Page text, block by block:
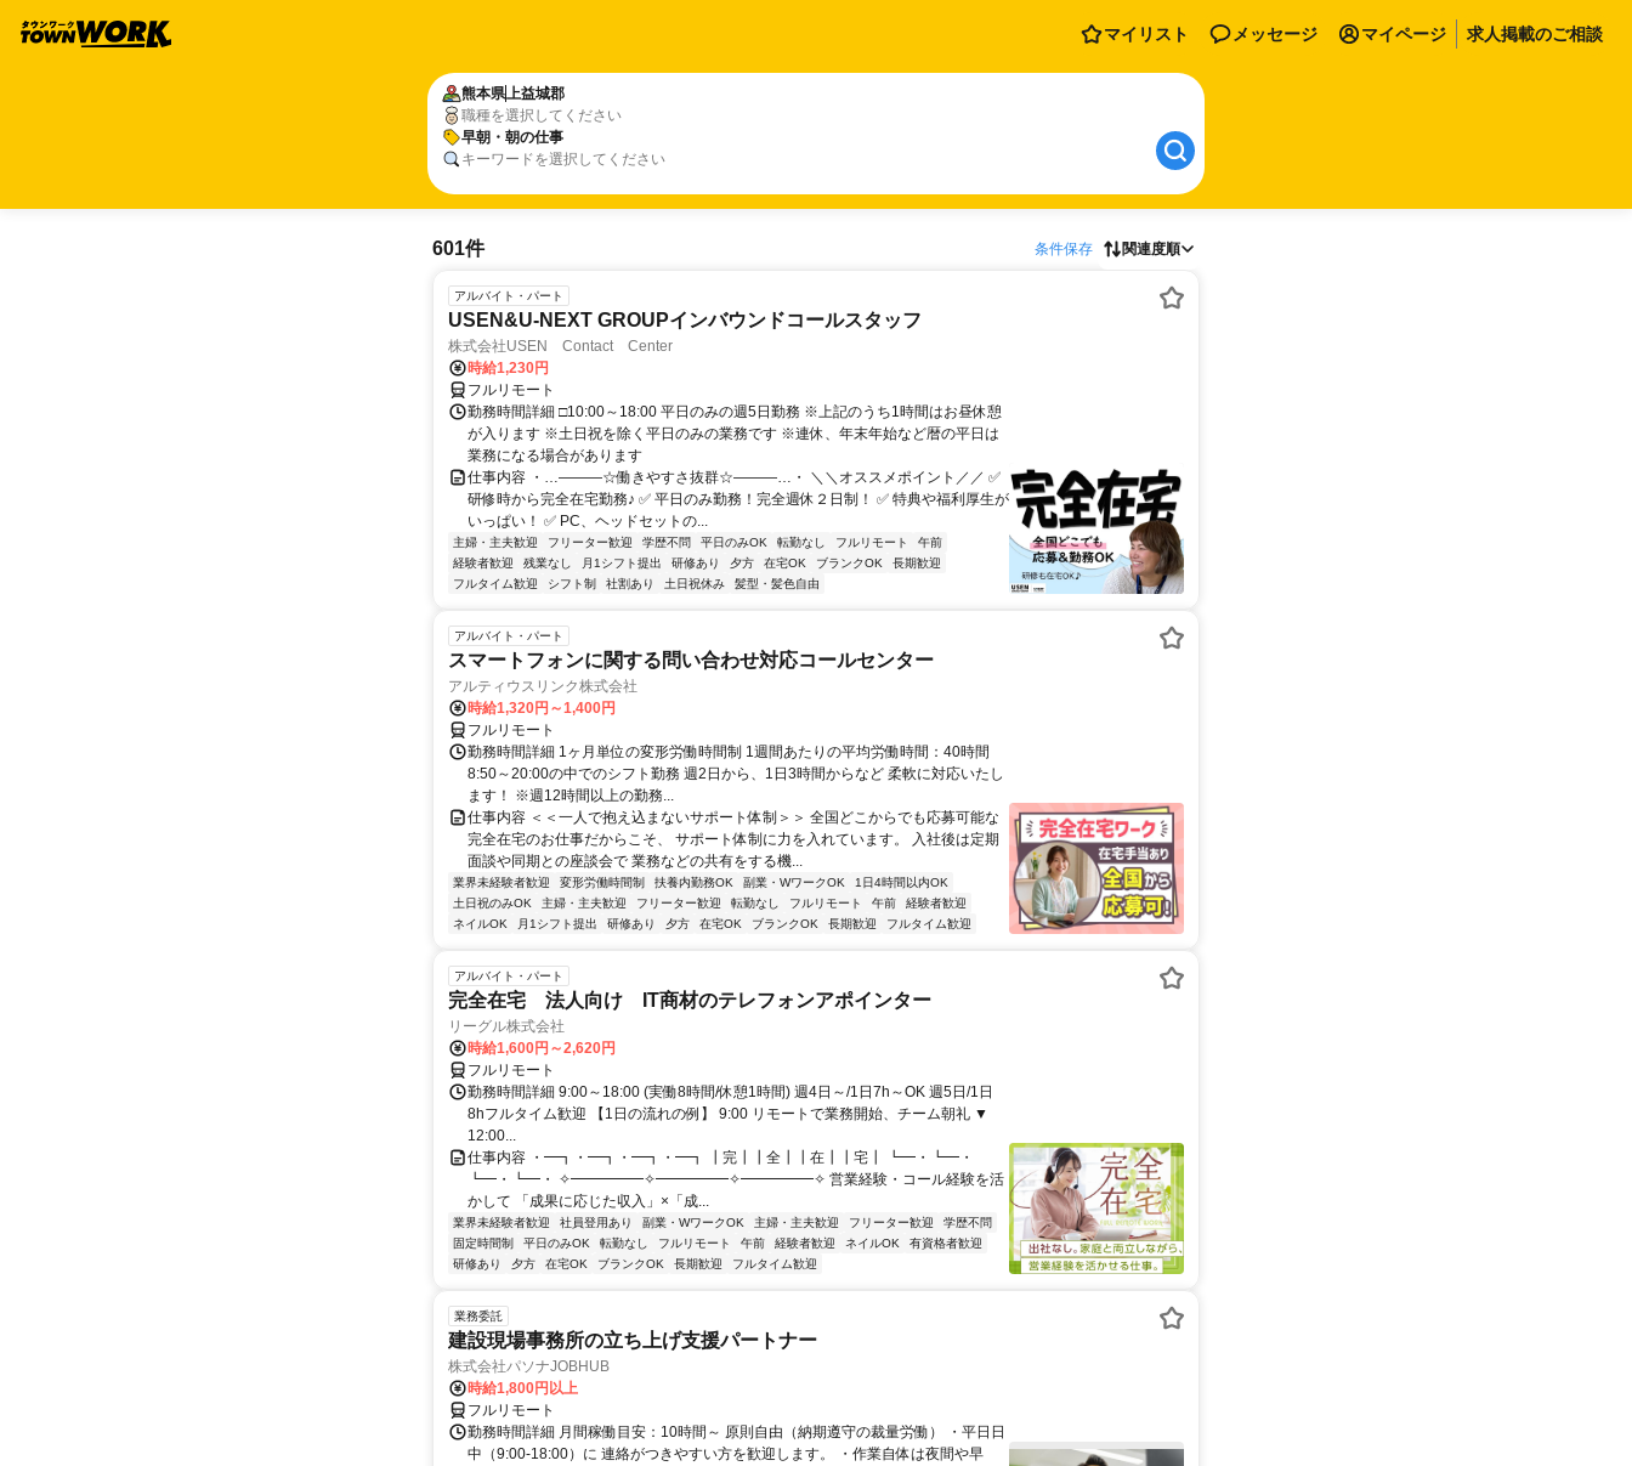
マイリスト メッセージ マイページ 求人掲載のご相談
熊本県上益城郡
職種を選択してください
早朝・朝の仕事
キーワードを選択してください
601件 条件保存 関連度順
アルバイト・パート
USEN&U-NEXT GROUPインバウンドコールスタッフ
株式会社USEN Contact Center
時給1,230円
フルリモート
勤務時間詳細 □10:00～18:00 平日のみの週5日勤務 ※上記のうち1時間はお昼休憩
が入ります ※土日祝を除く平日のみの業務です ※連休、年末年始など暦の平日は
業務になる場合があります
仕事内容 ・…―――☆働きやすさ抜群☆―――…・ ＼＼オススメポイント／／ ✅
研修時から完全在宅勤務♪ ✅ 平日のみ勤務！完全週休２日制！ ✅ 特典や福利厚生が
いっぱい！ ✅ PC、ヘッドセットの...
主婦・主夫歓迎 フリーター歓迎 学歴不問 平日のみOK 転勤なし フルリモート
午前
経験者歓迎
残業なし 月1シフト提出 研修あり 夕方 在宅OK ブランクOK
長期歓迎
フルタイム歓迎
シフト制 社割あり 土日祝休み 髪型・髪色自由
アルバイト・パート
スマートフォンに関する問い合わせ対応コールセンター
アルティウスリンク株式会社
時給1,320円～1,400円
フルリモート
勤務時間詳細 1ヶ月単位の変形労働時間制 1週間あたりの平均労働時間：40時間
8:50～20:00の中でのシフト勤務 週2日から、1日3時間からなど 柔軟に対応いたし
ます！ ※週12時間以上の勤務...
仕事内容 ＜＜一人で抱え込まないサポート体制＞＞ 全国どこからでも応募可能な
完全在宅のお仕事だからこそ、 サポート体制に力を入れています。 入社後は定期
面談や同期との座談会で 業務などの共有をする機...
業界未経験者歓迎 変形労働時間制 扶養内勤務OK 副業・WワークOK
1日4時間以内OK
土日祝のみOK
主婦・主夫歓迎 フリーター歓迎 転勤なし フルリモート 午前
経験者歓迎
ネイルOK
月1シフト提出 研修あり 夕方 在宅OK ブランクOK 長期歓迎 フルタイム歓迎
アルバイト・パート
完全在宅 法人向け IT商材のテレフォンアポインター
リーグル株式会社
時給1,600円～2,620円
フルリモート
勤務時間詳細 9:00～18:00 (実働8時間/休憩1時間) 週4日～/1日7h～OK 週5日/1日
8hフルタイム歓迎 【1日の流れの例】 9:00 リモートで業務開始、チーム朝礼 ▼
12:00...
仕事内容 ・━┓・━┓・━┓・━┓ ┃完┃┃全┃┃在┃┃宅┃ ┗━・┗━・
┗━・┗━・ ✧━━━━━✧━━━━━✧━━━━━✧ 営業経験・コール経験を活
かして 「成果に応じた収入」×「成...
業界未経験者歓迎 社員登用あり 副業・WワークOK 主婦・主夫歓迎 フリーター歓迎
学歴不問
固定時間制
平日のみOK 転勤なし フルリモート 午前 経験者歓迎 ネイルOK
有資格者歓迎
研修あり
夕方 在宅OK ブランクOK 長期歓迎 フルタイム歓迎
業務委託
建設現場事務所の立ち上げ支援パートナー
株式会社パソナJOBHUB
時給1,800円以上
フルリモート
勤務時間詳細 月間稼働目安：10時間～ 原則自由（納期遵守の裁量労働） ・平日日
中（9:00-18:00）に 連絡がつきやすい方を歓迎します。 ・作業自体は夜間や早